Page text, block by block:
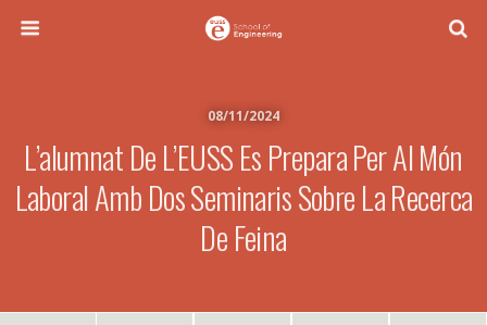
08/11/2024
L’alumnat De L’EUSS Es Prepara Per Al Món
Laboral Amb Dos Seminaris Sobre La Recerca
De Feina